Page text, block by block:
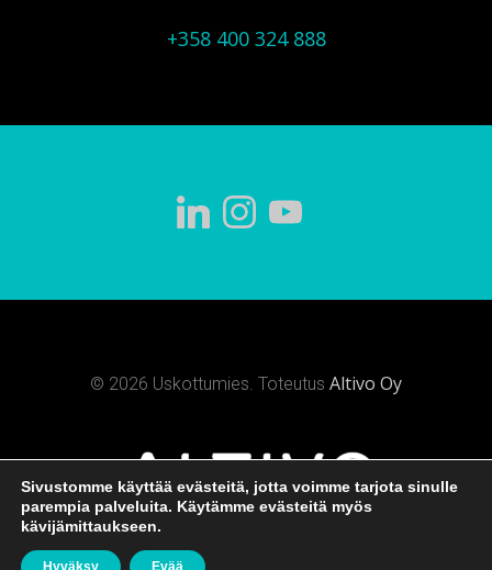
+358 400 324 888
© 2026 Uskottumies. Toteutus Altivo Oy
Sivustomme käyttää evästeitä, jotta voimme tarjota sinulle
parempia palveluita. Käytämme evästeitä myös
kävijämittaukseen.
Hyväksy Evää